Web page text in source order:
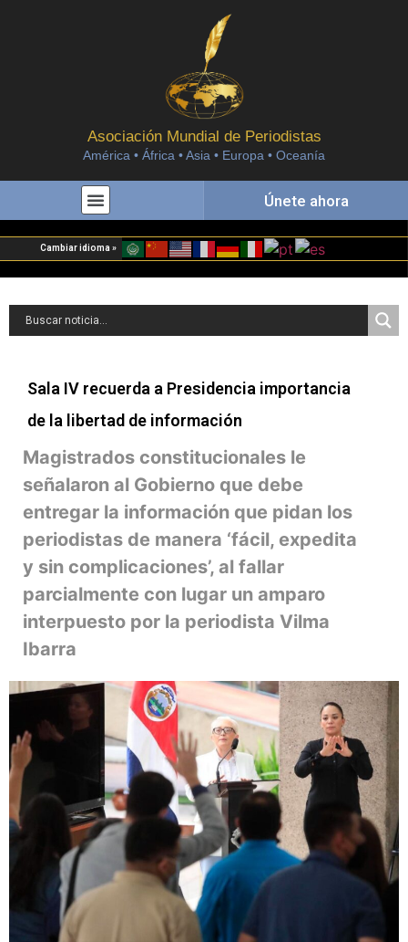
Asociación Mundial de Periodistas
América • África • Asia • Europa • Oceanía
Únete ahora
Cambiar idioma »
Sala IV recuerda a Presidencia importancia
de la libertad de información
Magistrados constitucionales le
señalaron al Gobierno que debe
entregar la información que pidan los
periodistas de manera ‘fácil, expedita
y sin complicaciones’, al fallar
parcialmente con lugar un amparo
interpuesto por la periodista Vilma
Ibarra